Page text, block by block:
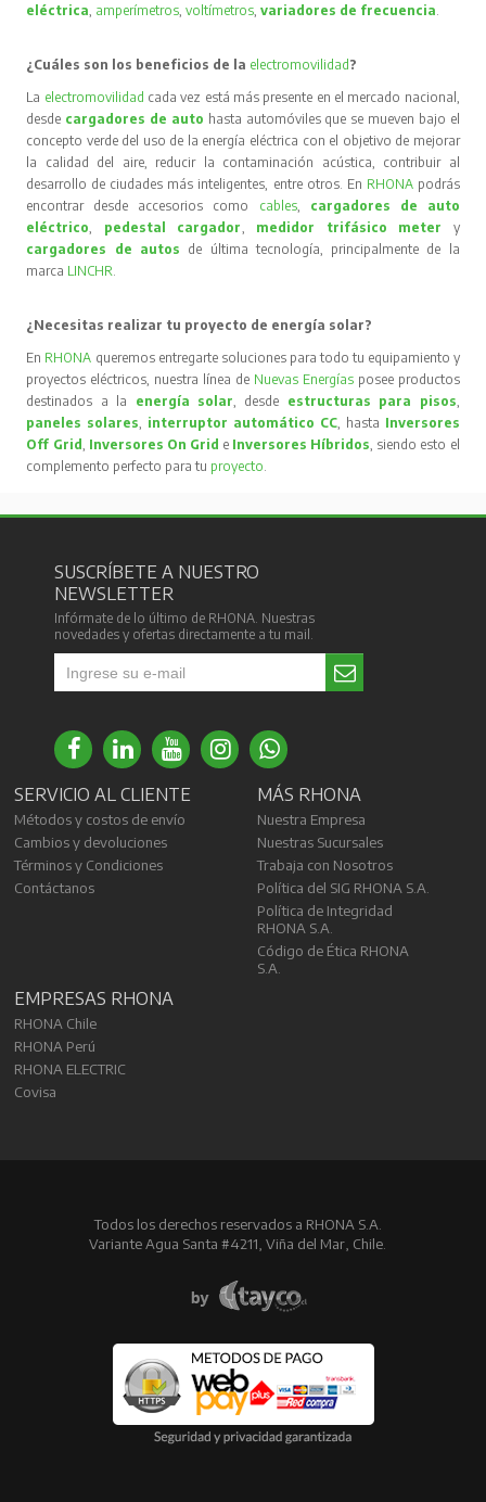
eléctrica amperímetros ,voltímetros ,variadores de frecuencia
¿Cuáles son los beneficios de la electromovilidad?
La electromovilidad cada vez está más presente en el mercado nacional,
desde cargadores de auto hasta automóviles que se mueven bajo el
concepto verde del uso de la energía eléctrica con el objetivo de mejorar
la calidad del aire, reducir la contaminación acústica, contribuir al
desarrollo de ciudades más inteligentes, entre otros. En RHONA podrás
encontrar desde accesorios como cables, cargadores de auto
eléctrico
pedestal cargador medidor trifásico meter
y
cargadores de autos de última tecnología, principalmente de la
marca LINCHR
¿Necesitas realizar tu proyecto de energía solar?
En RHONA queremos entregarte soluciones para todo tu equipamiento y
proyectos eléctricos, nuestra línea de Nuevas Energíasposee productos
destinados a la energía solar , desde estructuras para pisos
paneles solares
interruptor automático CC, hasta Inversores
Off Grid Inversores On Grid e Inversores Híbridos , siendo esto el
complemento perfecto para tu proyecto
SUSCRÍBETE A NUESTRO
NEWSLETTER
Infórmate de lo último de RHONA. Nuestras
novedades y ofertas directamente a tu mail.
SERVICIO AL CLIENTE
Métodos y costos de envío
Cambios y devoluciones
Términos y Condiciones
Contáctanos
MÁS RHONA
Nuestra Empresa
Nuestras Sucursales
Trabaja con Nosotros
Política del SIG RHONA S.A.
Política de Integridad
RHONA S.A.
Código de Ética RHONA
S.A.
EMPRESAS RHONA
RHONA Chile
RHONA Perú
RHONA ELECTRIC
Covisa
Todos los derechos reservados a RHONA S.A.
Variante Agua Santa #4211, Viña del Mar, Chile.